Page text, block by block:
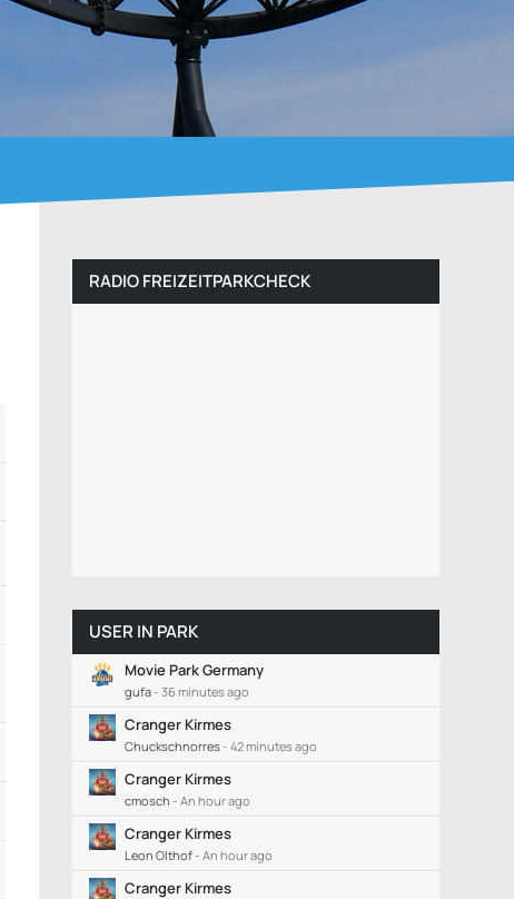
RADIO FREIZEITPARKCHECK
USER IN PARK
Movie Park Germany
gufa- 36 minutes ago
Cranger Kirmes
Chuckschnorres- 42 minutes ago
Cranger Kirmes
cmosch - An hour ago
Cranger Kirmes
Leon Olthof- An hour ago
Cranger Kirmes